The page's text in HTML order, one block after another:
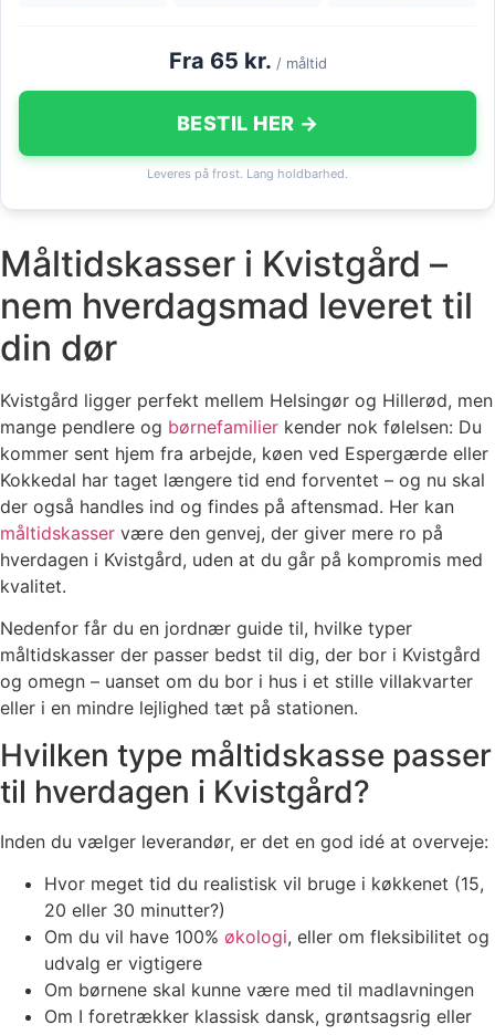
Fra 65 kr. / måltid
BESTIL HER →
Leveres på frost. Lang holdbarhed.
Måltidskasser i Kvistgård –
nem hverdagsmad leveret til
din dør
Kvistgård ligger perfekt mellem Helsingør og Hillerød, men
mange pendlere og børnefamilier kender nok følelsen: Du
kommer sent hjem fra arbejde, køen ved Espergærde eller
Kokkedal har taget længere tid end forventet – og nu skal
der også handles ind og findes på aftensmad. Her kan
måltidskasser være den genvej, der giver mere ro på
hverdagen i Kvistgård, uden at du går på kompromis med
kvalitet.
Nedenfor får du en jordnær guide til, hvilke typer
måltidskasser der passer bedst til dig, der bor i Kvistgård
og omegn – uanset om du bor i hus i et stille villakvarter
eller i en mindre lejlighed tæt på stationen.
Hvilken type måltidskasse passer
til hverdagen i Kvistgård?
Inden du vælger leverandør, er det en god idé at overveje:
Hvor meget tid du realistisk vil bruge i køkkenet (15,
20 eller 30 minutter?)
Om du vil have 100% økologi, eller om fleksibilitet og
udvalg er vigtigere
Om børnene skal kunne være med til madlavningen
Om I foretrækker klassisk dansk, grøntsagsrig eller